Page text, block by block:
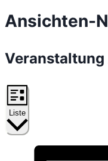
Ansichten-
Liste